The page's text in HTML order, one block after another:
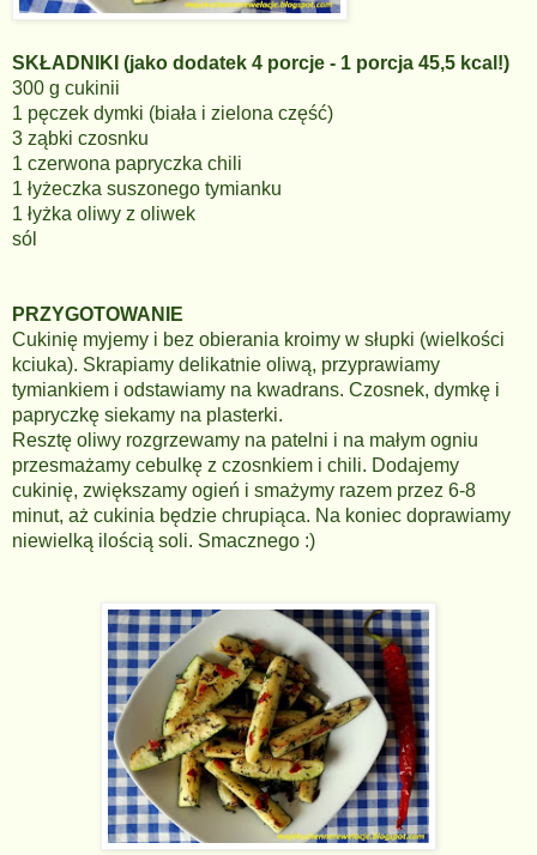
SKŁADNIKI (jako dodatek 4 porcje - 1 porcja 45,5 kcal!)
300 g cukinii
1 pęczek dymki (biała i zielona część)
3 ząbki czosnku
1 czerwona papryczka chili
1 łyżeczka suszonego tymianku
1 łyżka oliwy z oliwek
sól
PRZYGOTOWANIE
Cukinię myjemy i bez obierania kroimy w słupki (wielkości
kciuka). Skrapiamy delikatnie oliwą, przyprawiamy
tymiankiem i odstawiamy na kwadrans. Czosnek, dymkę i
papryczkę siekamy na plasterki.
Resztę oliwy rozgrzewamy na patelni i na małym ogniu
przesmażamy cebulkę z czosnkiem i chili. Dodajemy
cukinię, zwiększamy ogień i smażymy razem przez 6-8
minut, aż cukinia będzie chrupiąca. Na koniec doprawiamy
niewielką ilością soli. Smacznego :)